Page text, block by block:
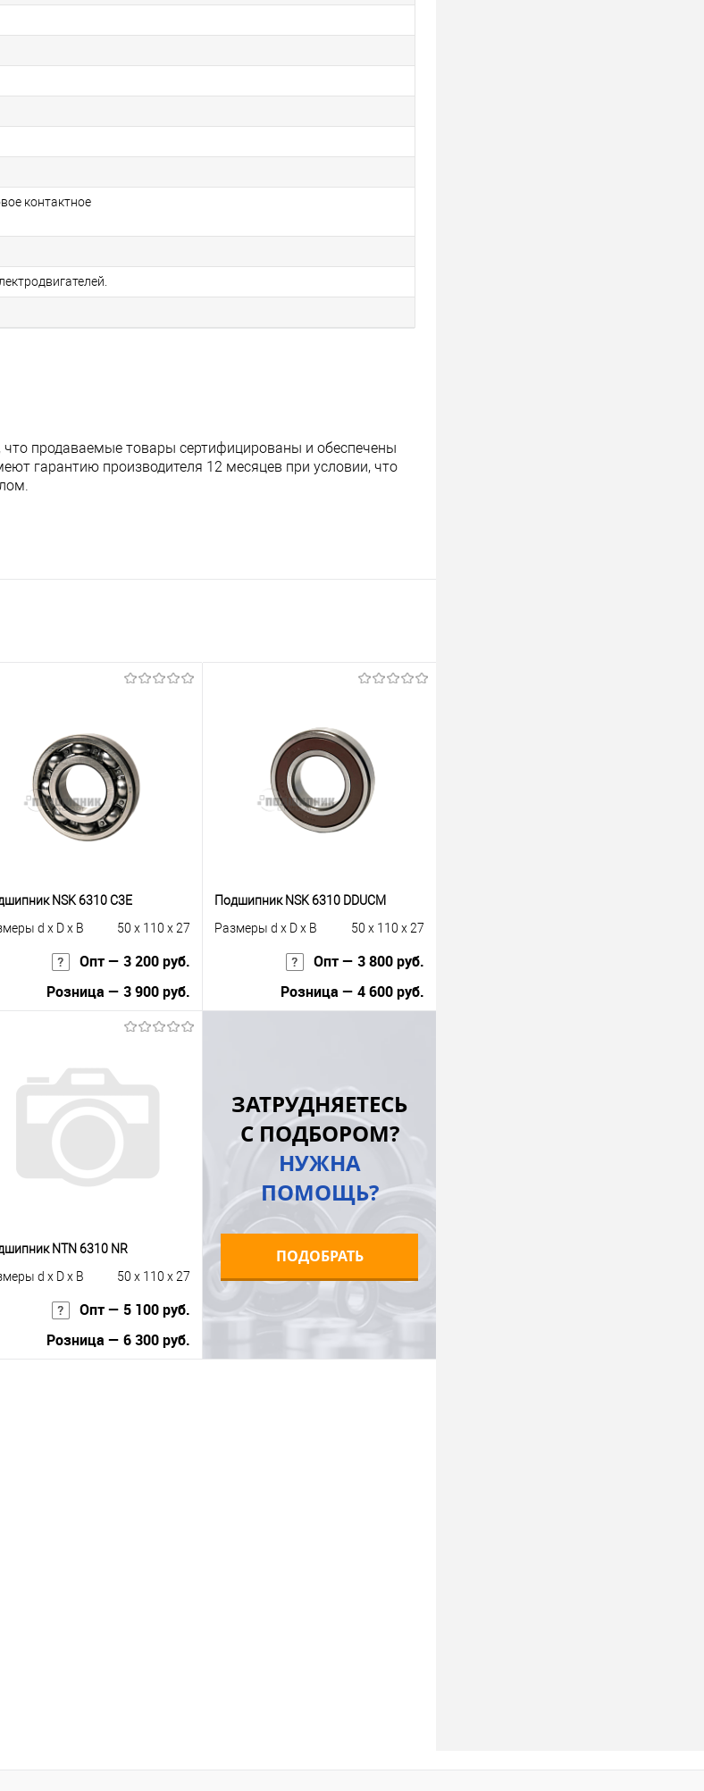
контактное
продаваемые товары сертифицированы и обеспечены
гарантию производителя 12 месяцев при условии, что
NSK 6310 C3E
d x D x B
50 x 110 x 27
Опт — 3 200 руб.
Розница — 3 900 руб.
Купить в 1 клик
К сравнению
В избранное
Под заказ
Подшипник NSK 6310 DDUCM
Размеры d x D x B
50 x 110 x 27
Опт — 3 800 руб.
Розница — 4 600 руб.
Купить в 1 клик
В избранное
В наличии
NTN 6310 NR
d x D x B
50 x 110 x 27
Опт — 5 100 руб.
Розница — 6 300 руб.
ЗАТРУДНЯЕТЕСЬ
С ПОДБОРОМ?
НУЖНА
ПОМОЩЬ?
ПОДОБРАТЬ